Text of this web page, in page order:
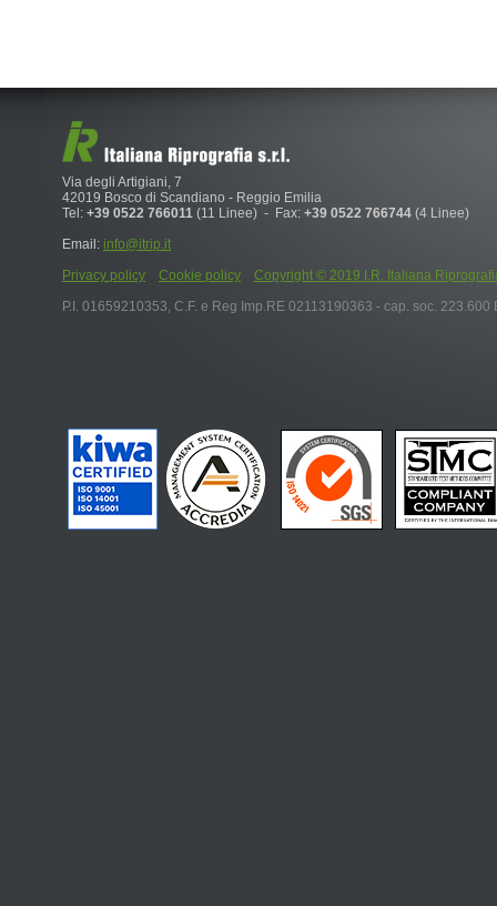
Via degli Artigiani, 7
42019 Bosco di Scandiano - Reggio Emilia
Tel: +39 0522 766011 (11 Linee) - Fax: +39 0522 766744 (4 Linee)
Email: info@itrip.it
Privacy policy
Cookie policy
Copyright © 2019 I.R. Italiana
P.I. 01659210353, C.F. e Reg Imp.RE 02113190363 - cap. soc. 223.600